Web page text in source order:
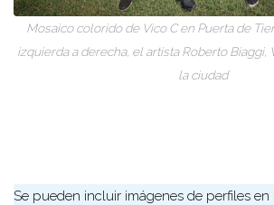
Mosaico colorido de Vico C en Puerta de
izquierda a derecha, el artista Roberto Biaggi,
la ciudad
Se pueden incluir imágenes de perfiles en